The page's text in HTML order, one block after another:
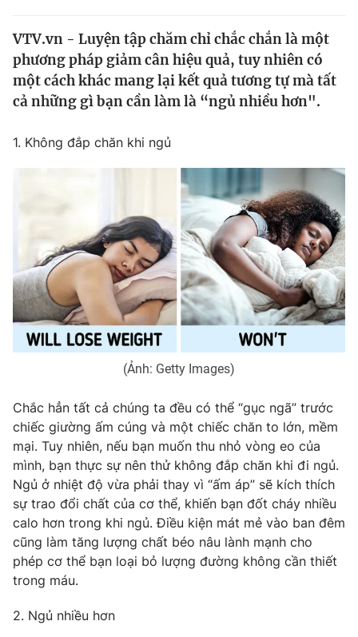
Thế giới
Tin tức
Thế giới đó đây
Câu chuyện quốc tế
Tài chính
Góc doanh nghiệp
Dữ liệu và đời sống
Truyền hình
Phim VTV
Hậu trường
Nhân vật
Khán giả
Giải trí
Điện ảnh
Âm nhạc
Sao
Đời sống
Du lịch
Chất lượng cuộc sống
Giáo dục
Học trực tuyến
Công nghệ
Hitech Công nghệ tương lai
Sản phẩm
Thị trường
Tư vấn
Giao lưu trực tuyến
Lịch phát sóng
Chuyên mục khác
Emagazine
Photo
VTV.vn - Luyện tập chăm chỉ chắc chắn là một
phương pháp giảm cân hiệu quả, tuy nhiên có
một cách khác mang lại kết quả tương tự mà tất
cả những gì bạn cần làm là “ngủ nhiều hơn".
1. Không đắp chăn khi ngủ
(Ảnh: Getty Images)
Chắc hẳn tất cả chúng ta đều có thể “gục ngã” trước
chiếc giường ấm cúng và một chiếc chăn to lớn, mềm
mại. Tuy nhiên, nếu bạn muốn thu nhỏ vòng eo của
mình, bạn thực sự nên thử không đắp chăn khi đi ngủ.
Ngủ ở nhiệt độ vừa phải thay vì “ấm áp” sẽ kích thích
sự trao đổi chất của cơ thể, khiến bạn đốt cháy nhiều
calo hơn trong khi ngủ. Điều kiện mát mẻ vào ban đêm
cũng làm tăng lượng chất béo nâu lành mạnh cho
phép cơ thể bạn loại bỏ lượng đường không cần thiết
trong máu.
2. Ngủ nhiều hơn